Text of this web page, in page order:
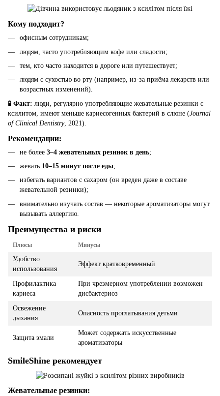
Кому подходит?
офисным сотрудникам;
людям, часто употребляющим кофе или сладости;
тем, кто часто находится в дороге или путешествует;
людям с сухостью во рту (например, из-за приёма лекарств или
возрастных изменений).
🧪 Факт: люди, регулярно употребляющие жевательные резинки с
ксилитом, имеют меньше кариесогенных бактерий в слюне (Journal
of Clinical Dentistry, 2021).
Рекомендации:
не более 3–4 жевательных резинок в день;
жевать 10–15 минут после еды;
избегать вариантов с сахаром (он вреден даже в составе
жевательной резинки);
внимательно изучать состав — некоторые ароматизаторы могут
вызывать аллергию.
Преимущества и риски
Плюсы Минусы
Удобство
использования
Эффект кратковременный
Профилактика
кариеса
При чрезмерном употреблении возможен
дисбактериоз
Освежение
дыхания
Опасность проглатывания детьми
Защита эмали
Может содержать искусственные
ароматизаторы
SmileShine рекомендует
Жевательные резинки: